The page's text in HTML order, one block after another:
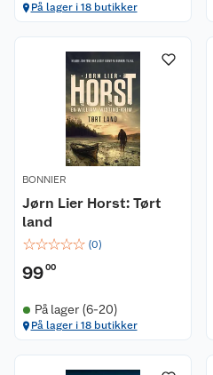
På lager i 18 butikker
BONNIER
Jørn Lier Horst: Tørt
land
☆☆☆☆☆ (0)
9900
På lager (6-20)
På lager i 18 butikker